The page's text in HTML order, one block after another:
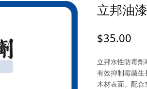
立邦油
$35.00
立邦水性防霉
有效抑制霉菌生
木材表面。配合